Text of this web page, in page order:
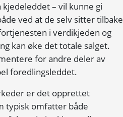
– vil kunne gi
ved at de selv sitter tilbake
i verdikjeden og
kan øke det totale salget.
for andre deler av
foredlingsleddet.
er det opprettet
typisk omfatter både